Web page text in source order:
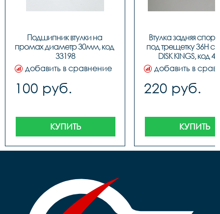
Подшипник втулки на
промах диаметр 30мм, код
33198
добавить в сравнение
100 руб.
КУПИТЬ
Втулка задняя спорт
под трещетку 36H с
DISK KINGS, код
добавить в
220 руб.
КУПИТЬ